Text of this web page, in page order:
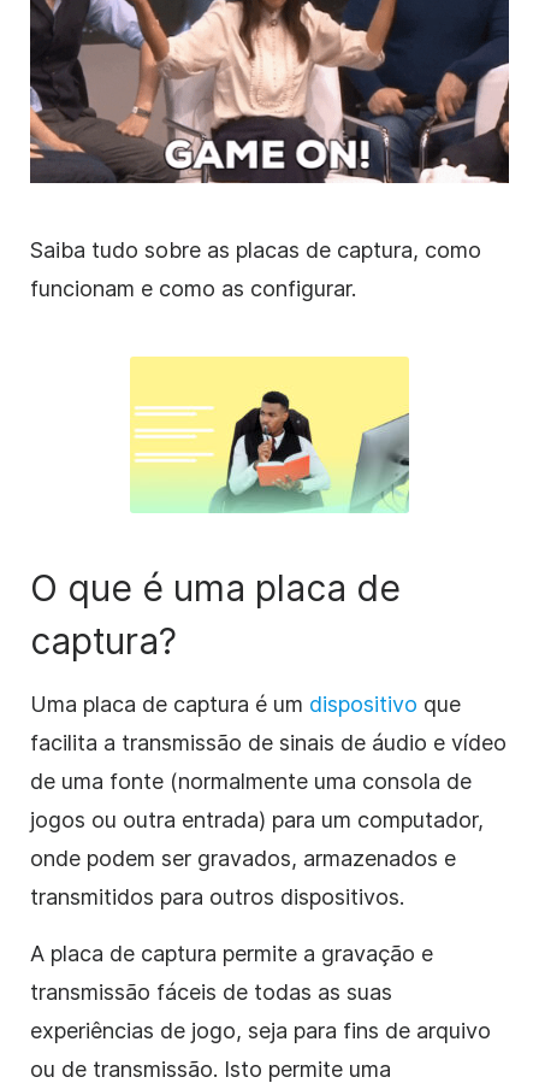
Saiba tudo sobre as placas de captura, como
funcionam e como as configurar.
O que é uma placa de
captura?
Uma placa de captura é um dispositivo que
facilita a transmissão de sinais de áudio e vídeo
de uma fonte (normalmente uma consola de
jogos ou outra entrada) para um computador,
onde podem ser gravados, armazenados e
transmitidos para outros dispositivos.
A placa de captura permite a gravação e
transmissão fáceis de todas as suas
experiências de jogo, seja para fins de arquivo
ou de transmissão. Isto permite uma